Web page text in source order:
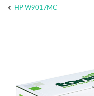
HP W9017MC